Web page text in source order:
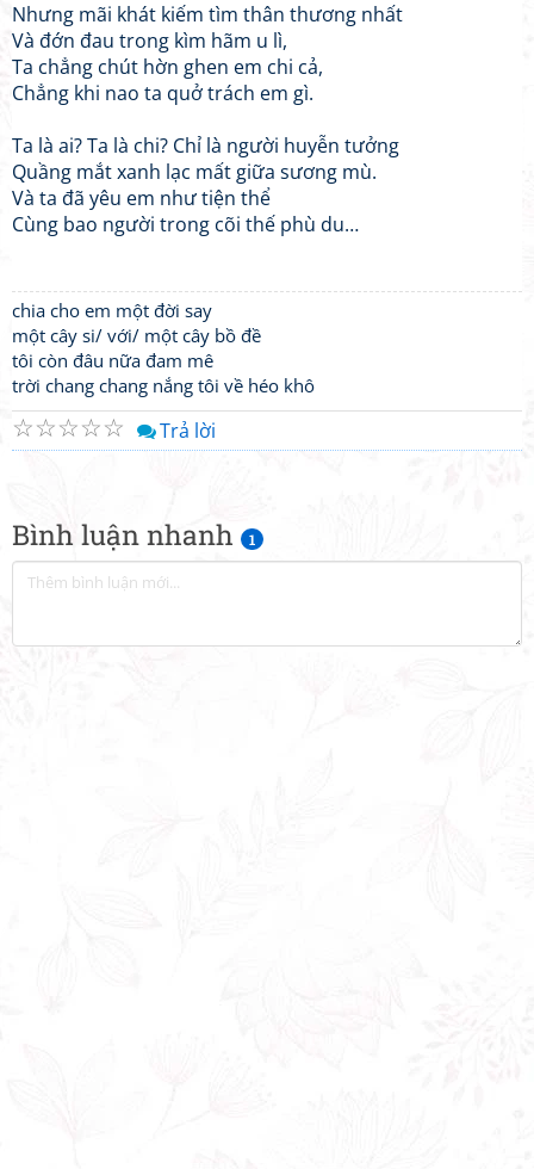
Bình luận nhanh 1
Nhưng mãi khát kiếm tìm thân thương nhất
Và đớn đau trong kìm hãm u lì,
Ta chẳng chút hờn ghen em chi cả,
Chẳng khi nao ta quở trách em gì.
Ta là ai? Ta là chi? Chỉ là người huyễn tưởng
Quầng mắt xanh lạc mất giữa sương mù.
Và ta đã yêu em như tiện thể
Cùng bao người trong cõi thế phù du…
chia cho em một đời say
một cây si/ với/ một cây bồ đề
tôi còn đâu nữa đam mê
trời chang chang nắng tôi về héo khô
☆
☆
☆
☆
☆ Trả lời